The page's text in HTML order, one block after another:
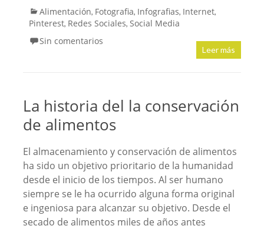
Alimentación, Fotografia, Infografias, Internet,
Pinterest, Redes Sociales, Social Media
Sin comentarios
Leer más
La historia del la conservación
de alimentos
El almacenamiento y conservación de alimentos
ha sido un objetivo prioritario de la humanidad
desde el inicio de los tiempos. Al ser humano
siempre se le ha ocurrido alguna forma original
e ingeniosa para alcanzar su objetivo. Desde el
secado de alimentos miles de años antes